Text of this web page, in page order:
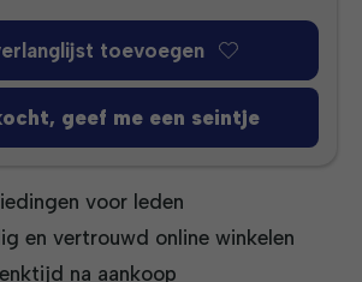
toevoegen
geef me een seintje
voor leden
en vertrouwd online winkelen
na aankoop